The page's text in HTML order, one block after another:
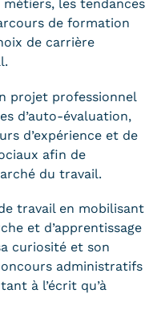
métiers, les tendances
de formation
de carrière
projet professionnel
d’auto-évaluation,
d’expérience et de
afin de
du travail.
travail en mobilisant
et d’apprentissage
curiosité et son
administratifs
à l’écrit qu’à